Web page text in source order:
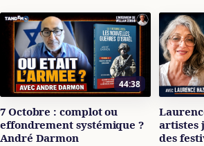
44:38
7 Octobre : complot ou
effondrement systémique ?
André Darmon
Laurence
artistes
des